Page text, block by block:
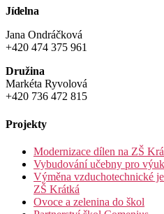
Jídelna
Jana Ondráčková
+420 474 375 961
Družina
Markéta Ryvolová
+420 736 472 815
Projekty
Modernizace dílen na ZŠ
Vybudování učebny pro
Výměna vzduchotechnické
ZŠ Krátká
Ovoce a zelenina do škol